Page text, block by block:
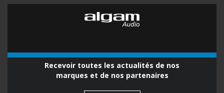
Recevoir toutes les actualités de nos
marques et de nos partenaires